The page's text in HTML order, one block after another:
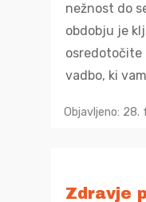
nežnost do
obdobju je
osredotočite
vadbo, ki
Objavljeno:
Zdravje